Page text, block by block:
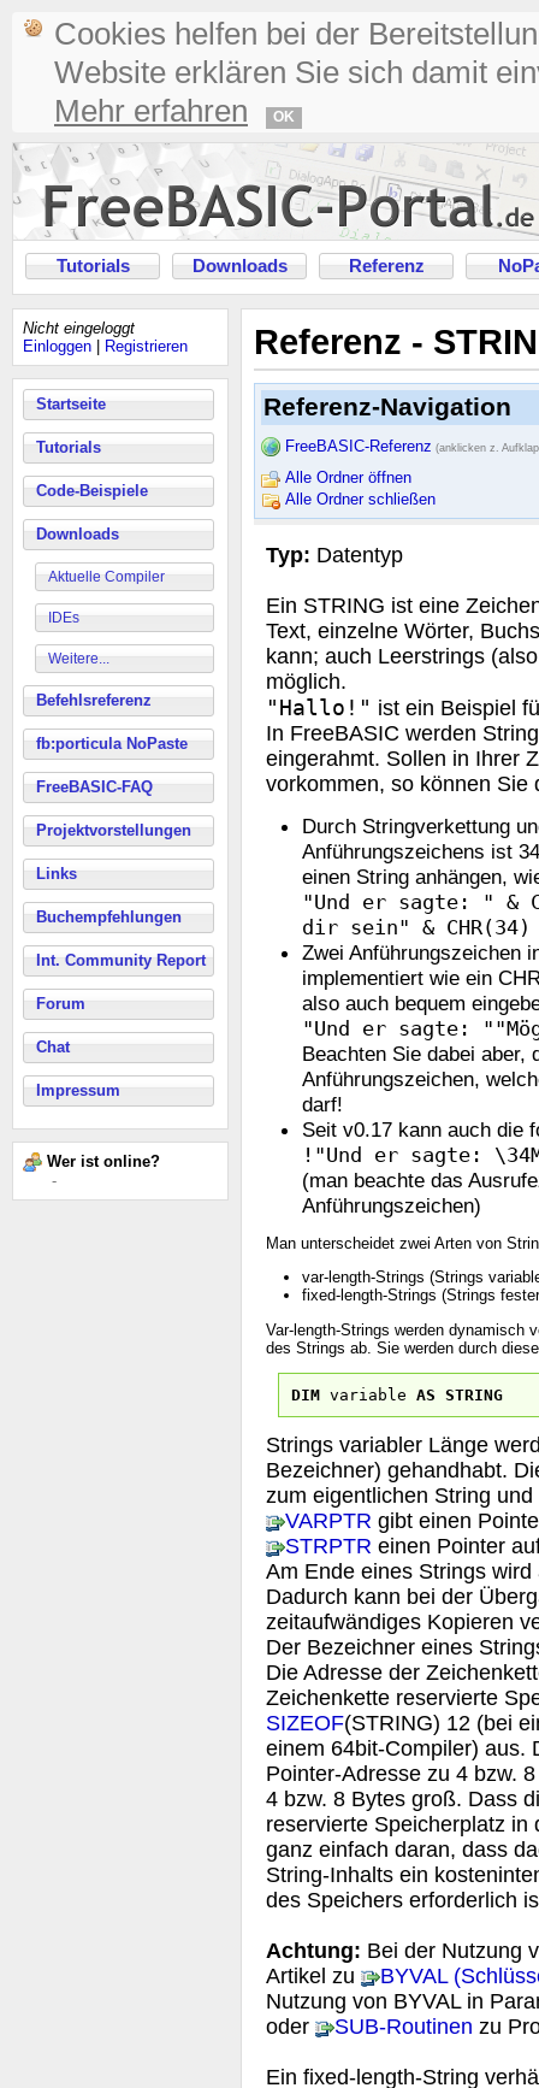
Cookies helfen bei der
Website erklären Sie sich damit
Mehr erfahren
OK
Tutorials Downloads Referenz
Nicht eingeloggt
Einloggen
Registrieren
Startseite
Tutorials
Code-Beispiele
Downloads
Aktuelle Compiler
IDEs
Weitere...
Befehlsreferenz
fb:porticula NoPaste
FreeBASIC-FAQ
Projektvorstellungen
Links
Buchempfehlungen
Int. Community Report
Forum
Chat
Impressum
Wer ist online?
-
Referenz -
Referenz-Navigation
FreeBASIC-Referenz (anklicken z.
Alle Ordner öffnen
Alle Ordner schließen
Typ: Datentyp
Ein STRING ist eine
Text, einzelne Wörter,
kann; auch Leerstrings
möglich.
"Hallo!" ist ein Beispiel
In FreeBASIC werden
eingerahmt. Sollen in Ihrer
vorkommen, so können Sie
Durch Stringverkettung
Anführungszeichens ist
einen String anhängen,
"Und er sagte: " &
dir sein" & CHR(34)
Zwei Anführungszeichen
implementiert wie ein
also auch bequem
"Und er sagte:
Beachten Sie dabei aber,
Anführungszeichen,
darf!
Seit v0.17 kann auch die
!"Und er sagte:
(man beachte das
Anführungszeichen)
Man unterscheidet zwei Arten von
var-length-Strings (Strings
fixed-length-Strings (Strings
Var-length-Strings werden dynamisch
des Strings ab. Sie werden durch
DIM variable AS STRING
Strings variabler Länge
Bezeichner) gehandhabt.
zum eigentlichen String
VARPTR gibt einen
STRPTR einen Pointer
Am Ende eines Strings
Dadurch kann bei der
zeitaufwändiges Kopieren
Der Bezeichner eines
Die Adresse der
Zeichenkette reservierte
SIZEOF(STRING) 12 (bei
einem 64bit-Compiler) aus.
Pointer-Adresse zu 4 bzw.
4 bzw. 8 Bytes groß. Dass
reservierte Speicherplatz
ganz einfach daran, dass
String-Inhalts ein
des Speichers erforderlich
Achtung: Bei der Nutzung
Artikel zu
BYVAL
Nutzung von BYVAL in
oder
SUB-Routinen zu
Ein fixed-length-String